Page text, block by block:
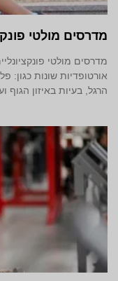
מדרסים מולטי
מדרסים מולטי
אורטופדיות שונות כגון:
הרגל, בעיות באיזון הגוף